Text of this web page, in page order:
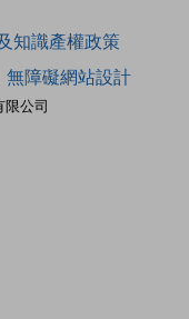
公司
知識產權政策
無障礙網站設計